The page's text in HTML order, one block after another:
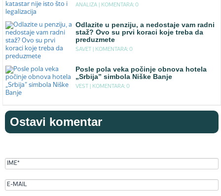
ANALIZA | KOMENTARA: 0
Odlazite u penziju, a nedostaje vam radni
staž? Ovo su prvi koraci koje treba da
preduzmete
SAVET | KOMENTARA: 0
Posle pola veka počinje obnova hotela
„Srbija” simbola Niške Banje
VEST | KOMENTARA: 0
Ostavi komentar